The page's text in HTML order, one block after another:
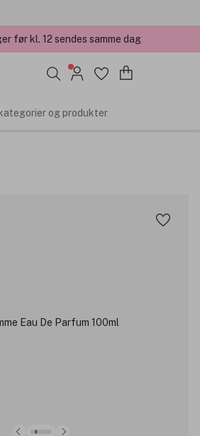
før kl. 12 sendes samme dag
og produkter